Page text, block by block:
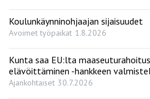
Koulunkäynninohjaajan sijaisuudet
Avoimet työpaikat 1.8.2026
Kunta saa EU:lta
elävöittäminen -hankkeen
Ajankohtaiset 30.7.2026